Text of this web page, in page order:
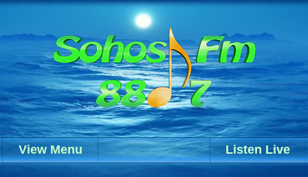
Listen Live
View Menu